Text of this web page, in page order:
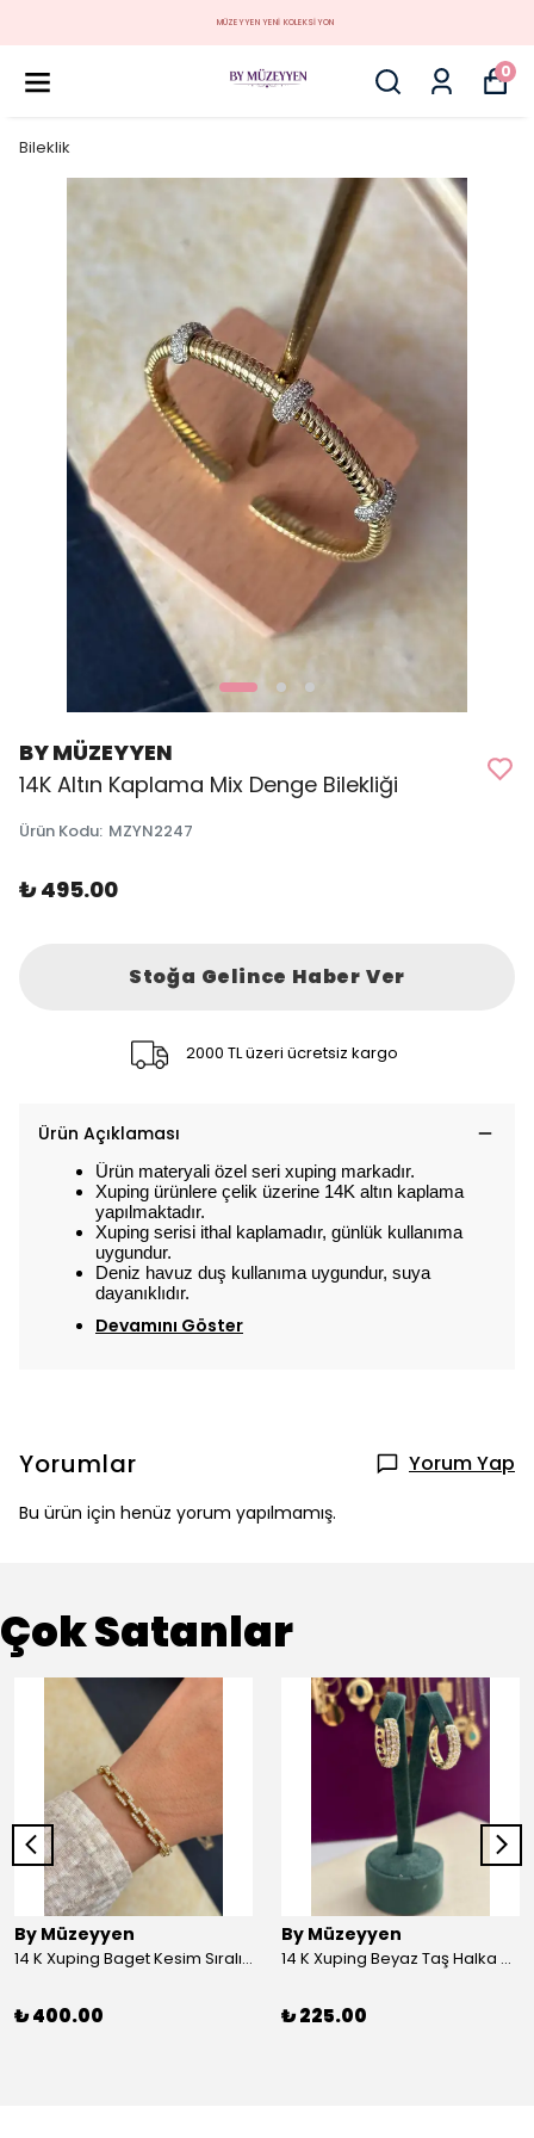
MÜZEYYEN YENİ KOLEKSİYON
0
Bileklik
BY MÜZEYYEN
14K Altın Kaplama Mix Denge Bilekliği
Ürün Kodu: MZYN2247
₺ 495.00
Stoğa Gelince Haber Ver
2000 TL üzeri ücretsiz kargo
Ürün Açıklaması
Ürün materyali özel seri xuping markadır.
Xuping ürünlere çelik üzerine 14K altın kaplama
yapılmaktadır.
Xuping serisi ithal kaplamadır, günlük kullanıma
uygundur.
Deniz havuz duş kullanıma uygundur, suya
dayanıklıdır.
Devamını Göster
Yorumlar Yorum Yap
Bu ürün için henüz yorum yapılmamış.
Çok Satanlar
By Müzeyyen
14 K Xuping Baget Kesim Sıralı Bileklik
₺ 400.00
By Müzeyyen
14 K Xuping Beyaz Taş Halka Küpe
₺ 225.00